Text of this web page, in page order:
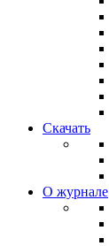
Скачать
О журнале